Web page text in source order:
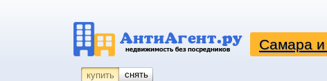
Самара и
купить снять